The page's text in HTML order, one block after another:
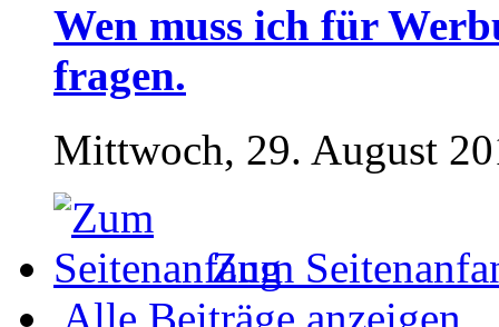
Wen muss ich für
fragen.
Mittwoch, 29. August
Zum
Alle Beiträge anzeigen